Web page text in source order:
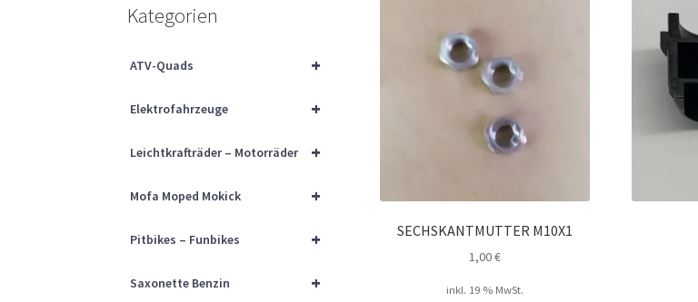
SECHSKANTMUTTER M10X1
1,00€
inkl. 19 % MwSt.
Kategorien
+
ATV-Quads
+
Elektrofahrzeuge
+
Leichtkrafträder – Motorräder
+
Mofa Moped Mokick
+
Pitbikes – Funbikes
+
Saxonette Benzin